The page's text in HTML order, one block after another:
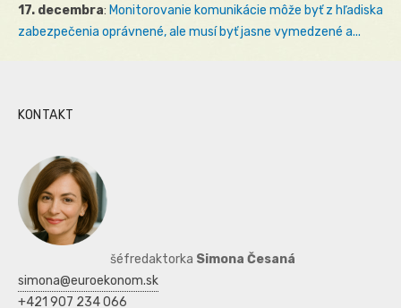
17. decembra: Monitorovanie komunikácie môže byť z hľadiska
zabezpečenia oprávnené, ale musí byť jasne vymedzené a...
KONTAKT
šéfredaktorka Simona Česaná
simona@euroekonom.sk
+421 907 234 066